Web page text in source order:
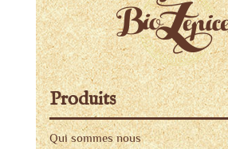
Produits
Qui sommes nous